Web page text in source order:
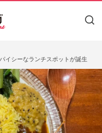
イシーなランチスポットが誕生